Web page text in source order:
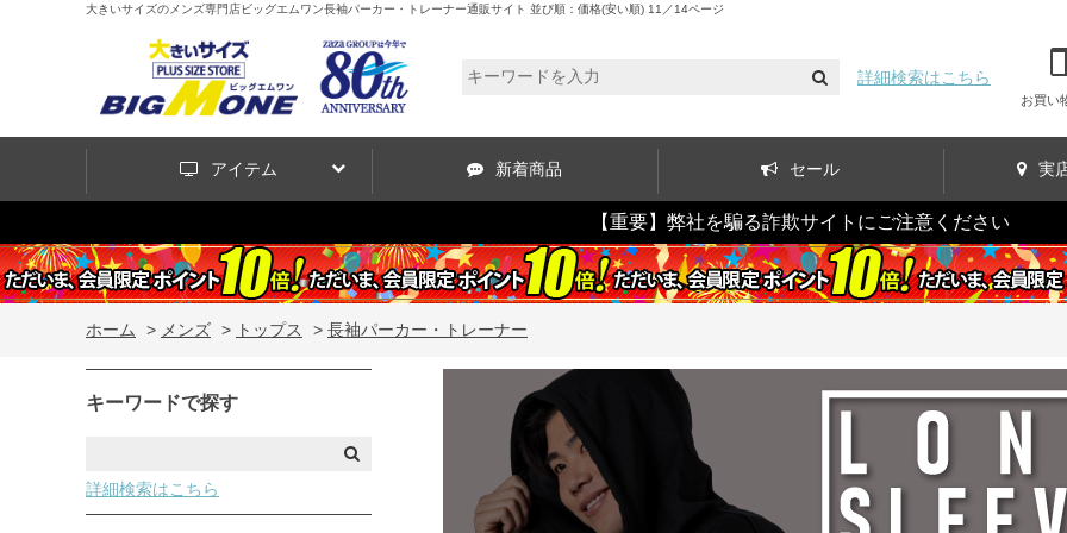
大きいサイズのメンズ専門店ビッグエムワン長袖パーカー・トレーナー通販サイト 並び順：価格(安い順) 11／14ページ
詳細検索はこちら
お買い
アイテム 新着商品 セール 実
【重要】弊社を騙る詐欺サイトにご注意ください
ホーム > メンズ > トップス > 長袖パーカー・トレーナー
キーワードで探す
詳細検索はこちら